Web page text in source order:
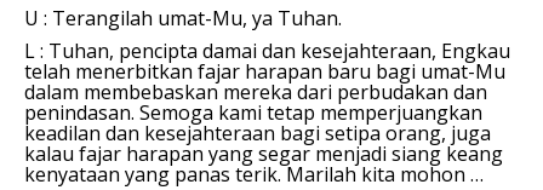
U : Terangilah umat-Mu, ya Tuhan.
L : Tuhan, pencipta damai dan kesejahteraan, Engkau
telah menerbitkan fajar harapan baru bagi umat-Mu
dalam membebaskan mereka dari perbudakan dan
penindasan. Semoga kami tetap memperjuangkan
keadilan dan kesejahteraan bagi setipa orang, juga
kalau fajar harapan yang segar menjadi siang keang
kenyataan yang panas terik.Marilah kita mohon …